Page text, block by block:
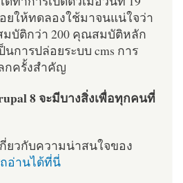
ยให้ทดลองใช้มาจนแน่ใจว่า
บัติกว่า 200 คุณสมบัติหลัก
นการปล่อยระบบ cms การ
กครั้งสำคัญ
8 จะมีบางสิ่งเพื่อทุกคนที่
ยวกับความน่าสนใจของ
อ่านได้ที่นี่